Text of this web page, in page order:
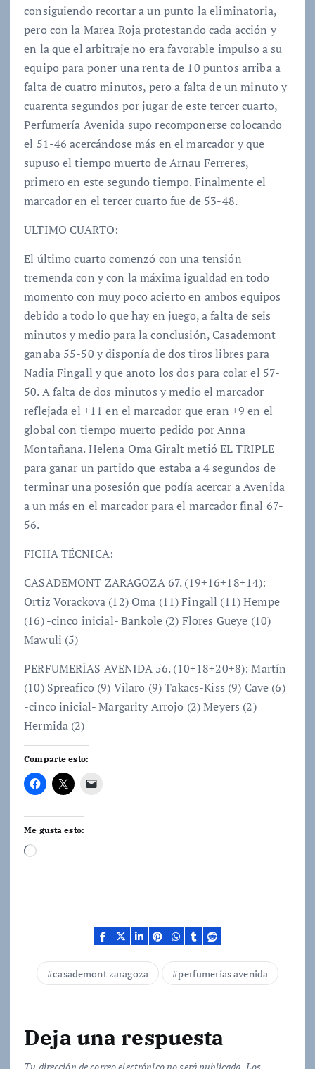
consiguiendo recortar a un punto la eliminatoria,
pero con la Marea Roja protestando cada acción y
en la que el arbitraje no era favorable impulso a su
equipo para poner una renta de 10 puntos arriba a
falta de cuatro minutos, pero a falta de un minuto y
cuarenta segundos por jugar de este tercer cuarto,
Perfumería Avenida supo recomponerse colocando
el 51-46 acercándose más en el marcador y que
supuso el tiempo muerto de Arnau Ferreres,
primero en este segundo tiempo. Finalmente el
marcador en el tercer cuarto fue de 53-48.
ULTIMO CUARTO:
El último cuarto comenzó con una tensión
tremenda con y con la máxima igualdad en todo
momento con muy poco acierto en ambos equipos
debido a todo lo que hay en juego, a falta de seis
minutos y medio para la conclusión, Casademont
ganaba 55-50 y disponía de dos tiros libres para
Nadia Fingall y que anoto los dos para colar el 57-
50. A falta de dos minutos y medio el marcador
reflejada el +11 en el marcador que eran +9 en el
global con tiempo muerto pedido por Anna
Montañana. Helena Oma Giralt metió EL TRIPLE
para ganar un partido que estaba a 4 segundos de
terminar una posesión que podía acercar a Avenida
a un más en el marcador para el marcador final 67-
56.
FICHA TÉCNICA:
CASADEMONT ZARAGOZA 67. (19+16+18+14):
Ortiz Vorackova (12) Oma (11) Fingall (11) Hempe
(16) -cinco inicial- Bankole (2) Flores Gueye (10)
Mawuli (5)
PERFUMERÍAS AVENIDA 56. (10+18+20+8): Martín
(10) Spreafico (9) Vilaro (9) Takacs-Kiss (9) Cave (6)
-cinco inicial- Margarity Arrojo (2) Meyers (2)
Hermida (2)
Comparte esto:
Me gusta esto:
C
g
d
o
.
casademont zaragoza perfumerías avenida
Deja una respuesta